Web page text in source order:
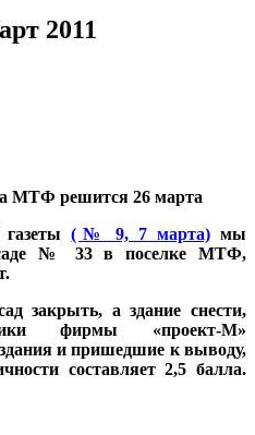
2011
МТФ решится 26 марта
газеты(№ 9, 7 марта)мы
саде № 33 в поселке МТФ,
закрыть, а здание снести,
фирмы «проект-М»
и пришедшие к выводу,
составляет 2,5 балла.